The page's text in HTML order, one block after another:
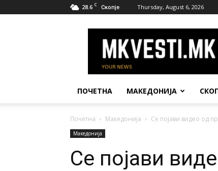
28.6 C Скопје Thursday, August 6, 2026
Вести
ПОЧЕТНА МАКЕДОНИЈА
Почетна Македонија Се појави видео од
Македонија
Се појави